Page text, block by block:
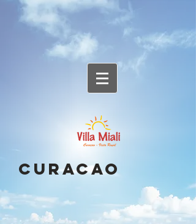
CURACAO